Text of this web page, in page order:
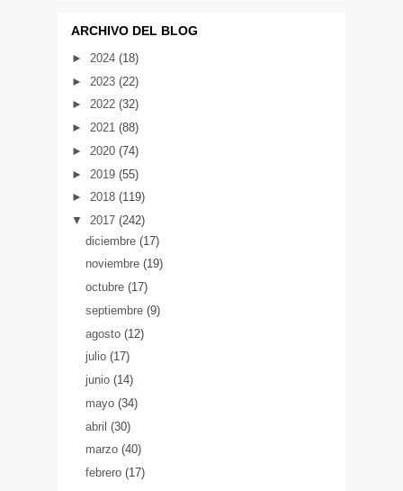
ARCHIVO DEL BLOG
► 2024 (18)
► 2023 (22)
► 2022 (32)
► 2021 (88)
► 2020 (74)
► 2019 (55)
► 2018 (119)
▼ 2017 (242)
diciembre (17)
noviembre (19)
octubre (17)
septiembre (9)
agosto (12)
julio (17)
junio (14)
mayo (34)
abril (30)
marzo (40)
febrero (17)